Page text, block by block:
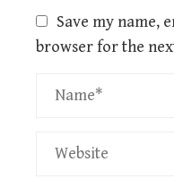
Save my name,
browser for the